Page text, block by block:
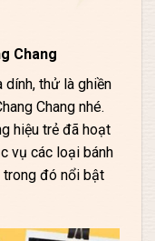
Chang
dính, thử là ghiền
Chang nhé.
hiệu trẻ đã hoạt
vụ các loại bánh
trong đó nổi bật